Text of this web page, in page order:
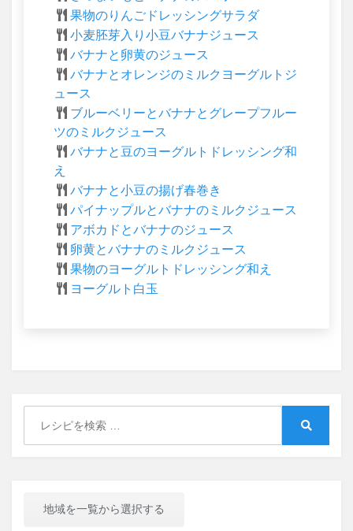
果物のりんごドレッシングサラダ
小麦胚芽入り小豆バナナジュース
バナナと卵黄のジュース
バナナとオレンジのミルクヨーグルトジ
ュース
ブルーベリーとバナナとグレープフルー
ツのミルクジュース
バナナと豆のヨーグルトドレッシング和
え
バナナと小豆の揚げ春巻き
パイナップルとバナナのミルクジュース
アボカドとバナナのジュース
卵黄とバナナのミルクジュース
果物のヨーグルトドレッシング和え
ヨーグルト白玉
地域を一覧から選択する